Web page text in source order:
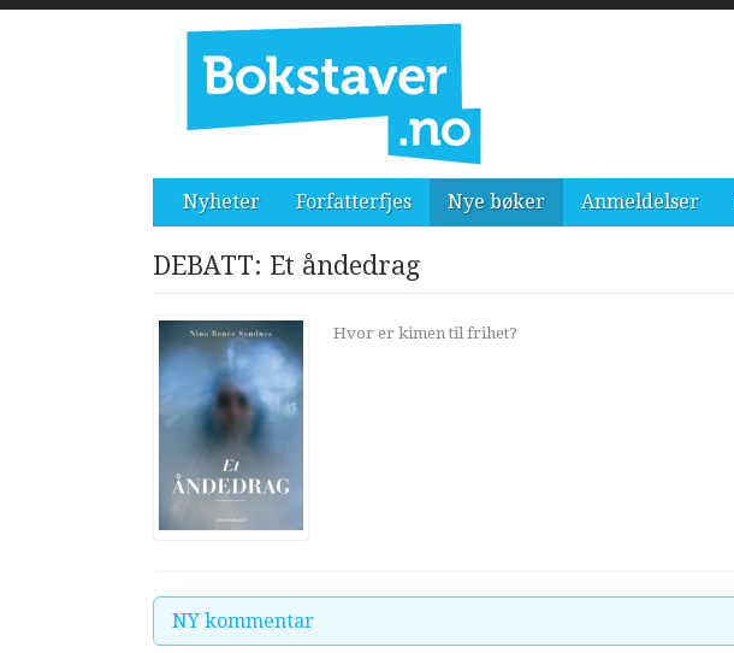
Nyheter Forfatterfjes Nye bøker Anmeldelser
DEBATT: Et åndedrag
Hvor er kimen til frihet?
NY kommentar